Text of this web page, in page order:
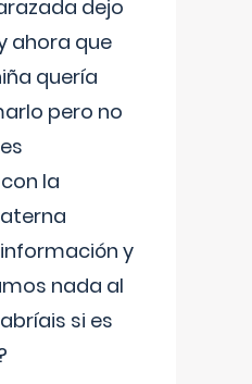
dejo
ahora que
quería
pero no
la
y
nada al
si es